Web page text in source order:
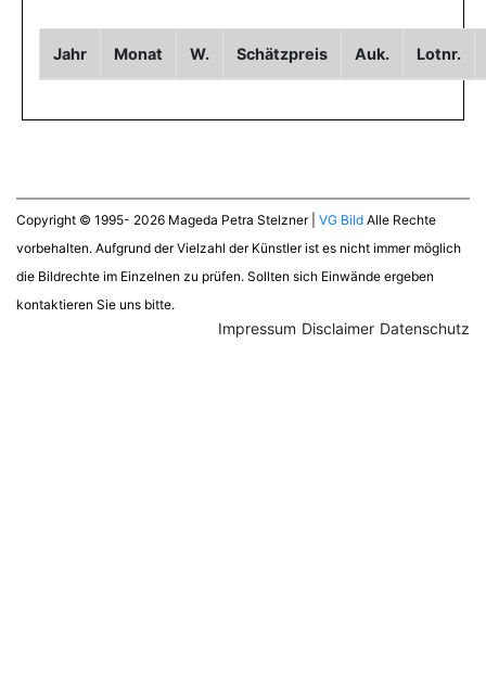
Jahr Monat W. Schätzpreis Auk. Lotnr.
Copyright © 1995- 2026 Mageda Petra Stelzner | VG Bild Alle Rechte
vorbehalten. Aufgrund der Vielzahl der Künstler ist es nicht immer möglich
die Bildrechte im Einzelnen zu prüfen. Sollten sich Einwände ergeben
kontaktieren Sie uns bitte.
Datenschutz
Disclaimer
Impressum